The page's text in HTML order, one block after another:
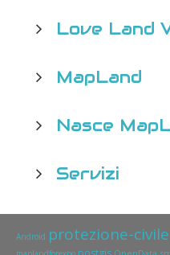
Love Land
MapLand
Nasce
Servizi
Android protezione-civile